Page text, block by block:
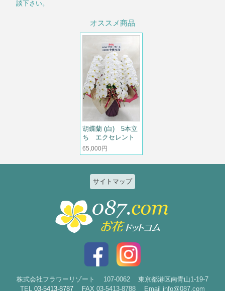
談下さい。
オススメ商品
胡蝶蘭 (白) 5本立
ち エクセレント
65,000円
サイトマップ
特集
2026ひまわりと夏の花特集
お祝い花特集～開店・移転・就
花束
個人のお客様
結婚記念日
入社・退職
結婚
出産
株式会社フラワーリゾート 107-0062
東京都港区南青山1-19-7
TEL03-5413-8787 FAX 03-5413-8788 Email info@087.com